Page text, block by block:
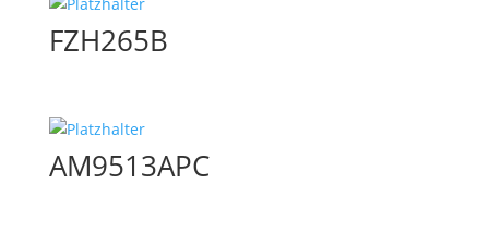
FZH265B
AM9513APC